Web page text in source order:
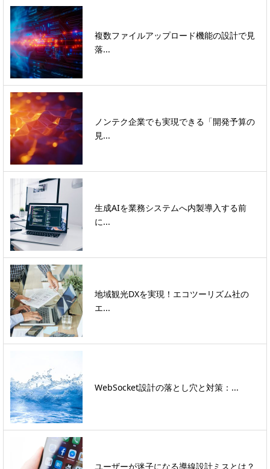
複数ファイルアップロード機能の設計で見
落...
ノンテク企業でも実現できる「開発予算の
見...
生成AIを業務システムへ内製導入する前
に...
地域観光DXを実現！エコツーリズム社の
エ...
WebSocket設計の落とし穴と対策：...
ユーザーが迷子になる導線設計ミスとは？